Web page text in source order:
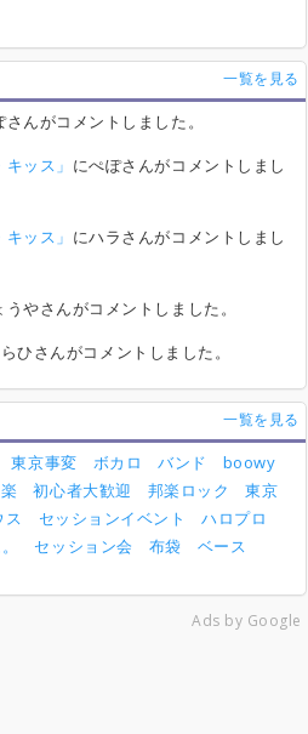
一覧を見る
さんがコメントしました。
ッス」 にぺぽさんがコメントしまし
ッス」 にハラさんがコメントしまし
うやさんがコメントしました。
ひさんがコメントしました。
一覧を見る
東京事変 ボカロ バンド
boowy
初心者大歓迎 邦楽ロック
東京
ス セッションイベント
ハロプロ
セッション会 布袋
ベース
Ads by Google